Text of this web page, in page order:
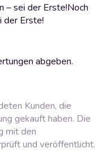
– sei der Erste!Noch
der Erste!
abgeben.
Kunden, die
gekauft haben. Die
mit den
und veröffentlicht.